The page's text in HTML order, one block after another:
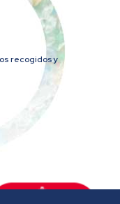
recogidos y